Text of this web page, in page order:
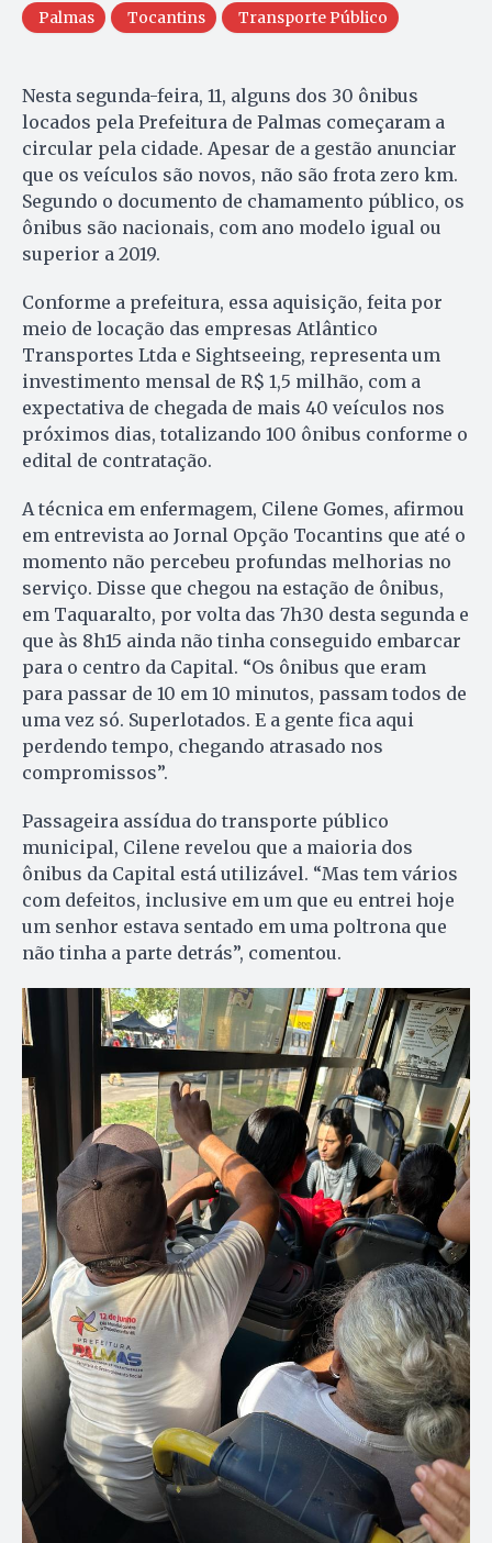
Palmas Tocantins Transporte Público
Nesta segunda-feira, 11, alguns dos 30 ônibus
locados pela Prefeitura de Palmas começaram a
circular pela cidade. Apesar de a gestão anunciar
que os veículos são novos, não são frota zero km.
Segundo o documento de chamamento público, os
ônibus são nacionais, com ano modelo igual ou
superior a 2019.
Conforme a prefeitura, essa aquisição, feita por
meio de locação das empresas Atlântico
Transportes Ltda e Sightseeing, representa um
investimento mensal de R$ 1,5 milhão, com a
expectativa de chegada de mais 40 veículos nos
próximos dias, totalizando 100 ônibus conforme o
edital de contratação.
A técnica em enfermagem, Cilene Gomes, afirmou
em entrevista ao Jornal Opção Tocantins que até o
momento não percebeu profundas melhorias no
serviço. Disse que chegou na estação de ônibus,
em Taquaralto, por volta das 7h30 desta segunda e
que às 8h15 ainda não tinha conseguido embarcar
para o centro da Capital. “Os ônibus que eram
para passar de 10 em 10 minutos, passam todos de
uma vez só. Superlotados. E a gente fica aqui
perdendo tempo, chegando atrasado nos
compromissos”.
Passageira assídua do transporte público
municipal, Cilene revelou que a maioria dos
ônibus da Capital está utilizável. “Mas tem vários
com defeitos, inclusive em um que eu entrei hoje
um senhor estava sentado em uma poltrona que
não tinha a parte detrás”, comentou.